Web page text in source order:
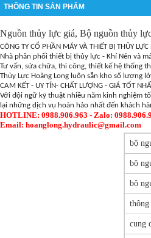
THÔNG TIN SẢN PHẨM
Nguồn thủy lực giá, Bộ nguồn thủy
CÔNG TY CỔ PHẦN MÁY VÀ THIẾT BỊ THỦY
Nhà phân phối thiết bị thủy lực - Khí Nén và
Tư vấn, sửa chữa, thi công, thiết kế hệ thống
Thủy Lực Hoàng Long luôn sẵn kho số lượng
CAM KẾT - UY TÍN- CHẤT LƯỢNG - GIÁ TỐT
Với đội ngữ kỹ thuật nhiều năm kinh nghiệm
lại những dịch vụ hoàn hảo nhất đến khách
HOTLINE: 0988.906.963 - Zalo:
Email: hoanglong.hydraulic@gmail.com
bộ
bộ
bộ
cung